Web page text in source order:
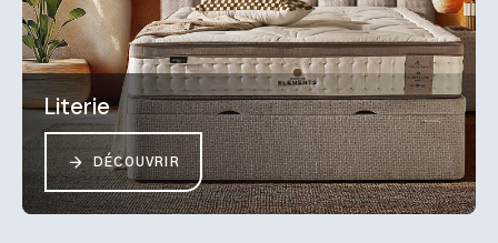
Literie
DÉCOUVRIR